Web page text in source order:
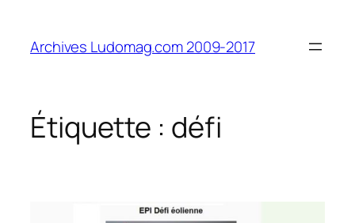
contenu
Archives Ludomag.com 2009-2017
Étiquette : défi